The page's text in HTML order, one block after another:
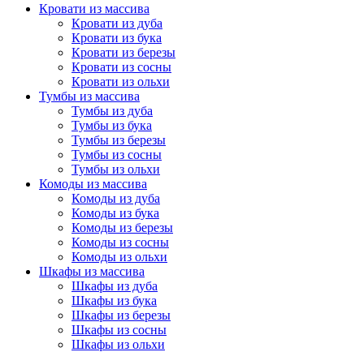
Кровати из массива
Кровати из дуба
Кровати из бука
Кровати из березы
Кровати из сосны
Кровати из ольхи
Тумбы из массива
Тумбы из дуба
Тумбы из бука
Тумбы из березы
Тумбы из сосны
Тумбы из ольхи
Комоды из массива
Комоды из дуба
Комоды из бука
Комоды из березы
Комоды из сосны
Комоды из ольхи
Шкафы из массива
Шкафы из дуба
Шкафы из бука
Шкафы из березы
Шкафы из сосны
Шкафы из ольхи